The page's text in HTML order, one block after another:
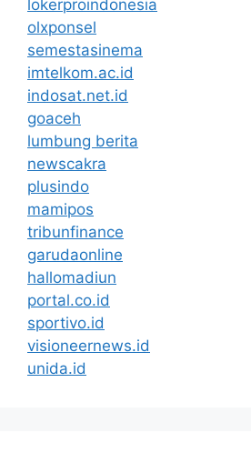
lokerproindonesia
olxponsel
semestasinema
imtelkom.ac.id
indosat.net.id
goaceh
lumbung berita
newscakra
plusindo
mamipos
tribunfinance
garudaonline
hallomadiun
portal.co.id
sportivo.id
visioneernews.id
unida.id